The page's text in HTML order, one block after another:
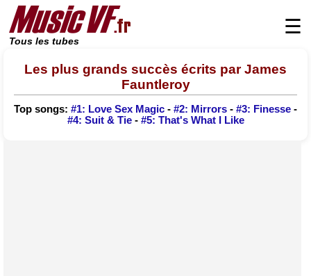
Tous les tubes
☰
Les plus grands succès écrits par James
Fauntleroy
Top songs: #1: Love Sex Magic - #2: Mirrors - #3: Finesse -
#4: Suit & Tie- #5: That's What I Like